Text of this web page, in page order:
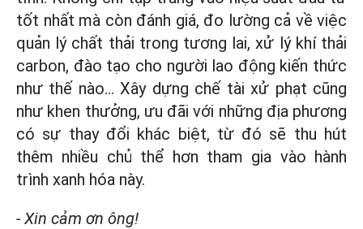
tốt nhất mà còn đánh giá, đo lường cả về việc
quản lý chất thải trong tương lai, xử lý khí thải
carbon, đào tạo cho người lao động kiến thức
như thế nào… Xây dựng chế tài xử phạt cũng
như khen thưởng, ưu đãi với những địa phương
có sự thay đổi khác biệt, từ đó sẽ thu hút
thêm nhiều chủ thể hơn tham gia vào hành
trình xanh hóa này.
- Xin cảm ơn ông!